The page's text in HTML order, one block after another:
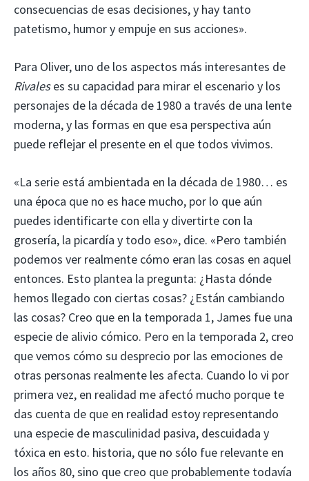
consecuencias de esas decisiones, y hay tanto
patetismo, humor y empuje en sus acciones».
Para Oliver, uno de los aspectos más interesantes de
Rivaleses su capacidad para mirar el escenario y los
personajes de la década de 1980 a través de una lente
moderna, y las formas en que esa perspectiva aún
puede reflejar el presente en el que todos vivimos.
«La serie está ambientada en la década de 1980… es
una época que no es hace mucho, por lo que aún
puedes identificarte con ella y divertirte con la
grosería, la picardía y todo eso», dice. «Pero también
podemos ver realmente cómo eran las cosas en aquel
entonces. Esto plantea la pregunta: ¿Hasta dónde
hemos llegado con ciertas cosas? ¿Están cambiando
las cosas? Creo que en la temporada 1, James fue una
especie de alivio cómico. Pero en la temporada 2, creo
que vemos cómo su desprecio por las emociones de
otras personas realmente les afecta. Cuando lo vi por
primera vez, en realidad me afectó mucho porque te
das cuenta de que en realidad estoy representando
una especie de masculinidad pasiva, descuidada y
tóxica en esto. historia, que no sólo fue relevante en
los años 80, sino que creo que probablemente todavía